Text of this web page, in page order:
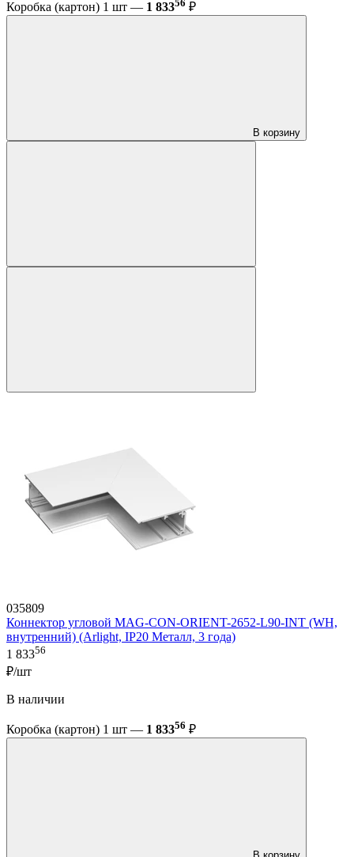
Коробка (картон) 1 шт — 1 83356 ₽
В корзину
035809
Коннектор угловой MAG-CON-ORIENT-2652-L90-INT (WH,
внутренний) (Arlight, IP20 Металл, 3 года)
1 83356
₽/шт
В наличии
Коробка (картон) 1 шт — 1 83356 ₽